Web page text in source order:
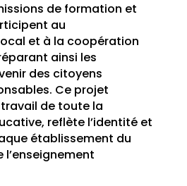
de formation et
au
et à la coopération
ainsi les
des citoyens
Ce projet
de toute la
reflète l’identité et
établissement du
l’enseignement